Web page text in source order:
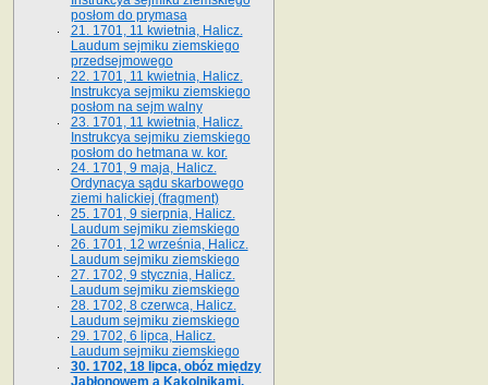
posłom do prymasa
21. 1701, 11 kwietnia, Halicz.
Laudum sejmiku ziemskiego
przedsejmowego
22. 1701, 11 kwietnia, Halicz.
Instrukcya sejmiku ziemskiego
posłom na sejm walny
23. 1701, 11 kwietnia, Halicz.
Instrukcya sejmiku ziemskiego
posłom do hetmana w. kor.
24. 1701, 9 maja, Halicz.
Ordynacya sądu skarbowego
ziemi halickiej (fragment)
25. 1701, 9 sierpnia, Halicz.
Laudum sejmiku ziemskiego
26. 1701, 12 września, Halicz.
Laudum sejmiku ziemskiego
27. 1702, 9 stycznia, Halicz.
Laudum sejmiku ziemskiego
28. 1702, 8 czerwca, Halicz.
Laudum sejmiku ziemskiego
29. 1702, 6 lipca, Halicz.
Laudum sejmiku ziemskiego
30. 1702, 18 lipca, obóz między
Jabłonowem a Kąkolnikami.